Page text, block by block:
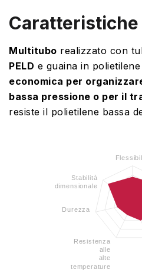
Caratteristiche
Multitubo realizzato con
PELD e guaina in
economica per
bassa pressione o per il
resiste il polietilene bassa
Resistenza
alle
alte
temperature
Durezza
Stabilità
dimensionale